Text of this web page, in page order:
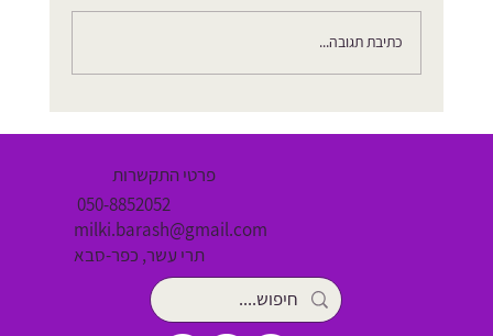
כתיבת תגובה...
פרטי התקשרות
050-8852052
milki.barash@gmail.com
תרי עשר, כפר-סבא